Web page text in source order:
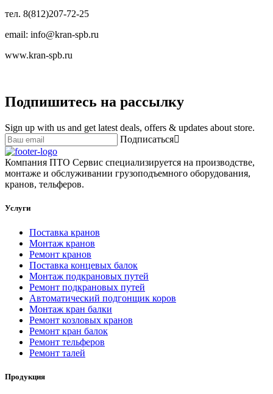
тел. 8(812)207-72-25
email: info@kran-spb.ru
www.kran-spb.ru
Подпишитесь на рассылку
Sign up with us and get latest deals, offers & updates about store.
Подписаться
Компания ПТО Сервис специализируется на производстве,
монтаже и обслуживании грузоподъемного оборудования,
кранов, тельферов.
Услуги
Поставка кранов
Монтаж кранов
Ремонт кранов
Поставка концевых балок
Монтаж подкрановых путей
Ремонт подкрановых путей
Автоматический подгонщик коров
Монтаж кран балки
Ремонт козловых кранов
Ремонт кран балок
Ремонт тельферов
Ремонт талей
Продукция